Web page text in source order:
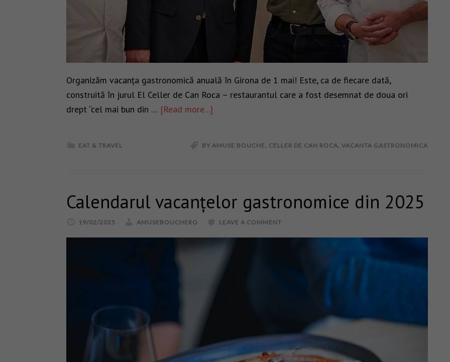
Organizăm vacanța gastronomică anuală în Girona de 1 mai! Este, ca de fiecare dată,
construită în jurul El Celler de Can Roca – restaurantul care a fost desemnat de doua ori
drept “cel mai bun din … [Read more...]
EAT & TRAVEL BY AMUSE BOUCHE, CELLER DE CAN ROCA, VACANTA GASTRONOMICA
Calendarul vacanțelor gastronomice din 2025
19/02/2025 AMUSEBOUCHERO LEAVE A COMMENT